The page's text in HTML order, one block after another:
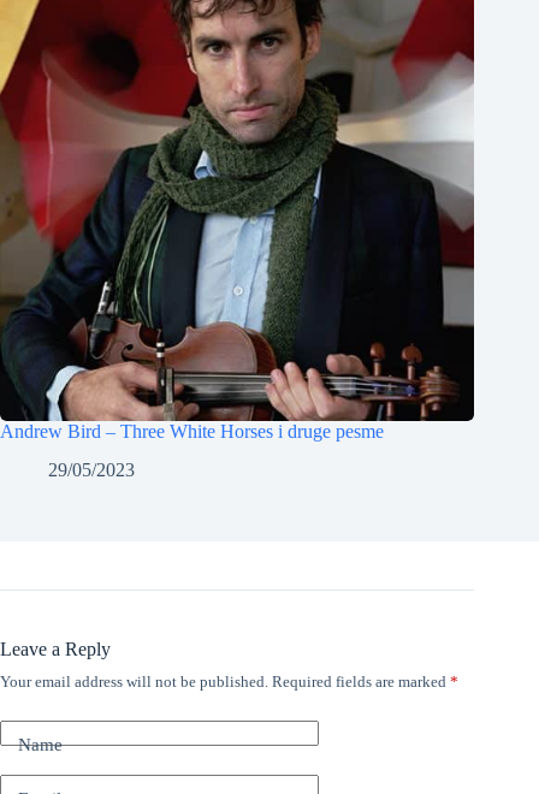
Andrew Bird – Three White Horses i druge pesme
29/05/2023
Leave a Reply
Your email address will not be published. Required fields are marked *
Name